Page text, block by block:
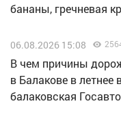
бананы, гречневая
06.08.2026 15:08
В чем причины
в Балакове в
балаковская